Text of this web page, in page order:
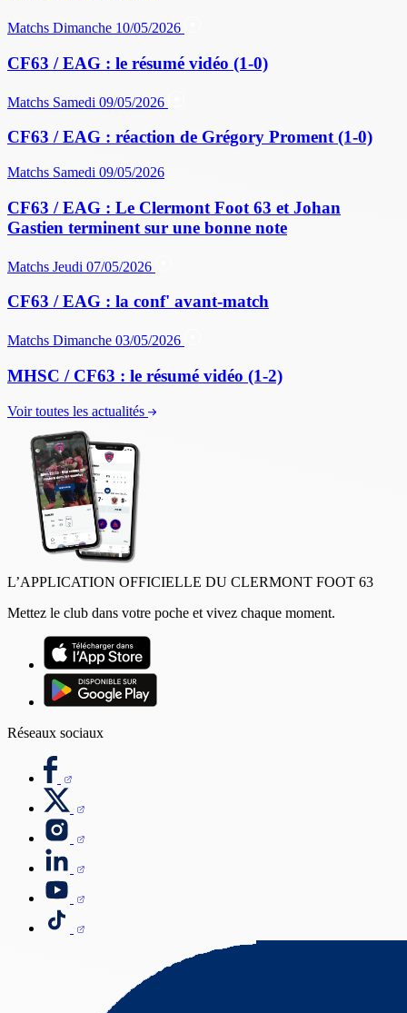
Matchs Dimanche 10/05/2026
CF63 / EAG : le résumé vidéo (1-0)
Matchs Samedi 09/05/2026
CF63 / EAG : réaction de Grégory Proment (1-0)
Matchs Samedi 09/05/2026
CF63 / EAG : Le Clermont Foot 63 et Johan
Gastien terminent sur une bonne note
Matchs Jeudi 07/05/2026
CF63 / EAG : la conf' avant-match
Matchs Dimanche 03/05/2026
MHSC / CF63 : le résumé vidéo (1-2)
Voir toutes les actualités
L’APPLICATION OFFICIELLE DU CLERMONT FOOT 63
Mettez le club dans votre poche et vivez chaque moment.
Réseaux sociaux